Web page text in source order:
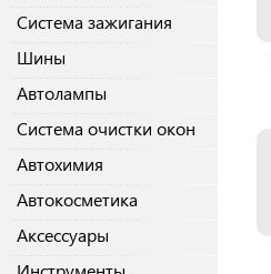
Система зажигания
Шины
Автолампы
Система очистки окон
Автохимия
Автокосметика
Аксессуары